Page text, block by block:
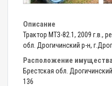
Описание
Трактор МТЗ-82.1, 2009 г.в.,
обл. Дрогичинский р-н,
Расположение имущества
Брестская обл.
136